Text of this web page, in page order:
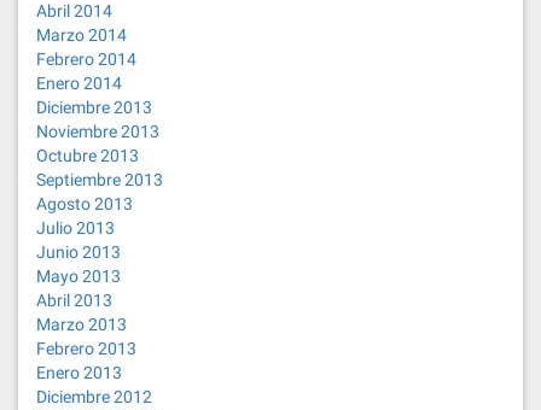
Abril 2014
Marzo 2014
Febrero 2014
Enero 2014
Diciembre 2013
Noviembre 2013
Octubre 2013
Septiembre 2013
Agosto 2013
Julio 2013
Junio 2013
Mayo 2013
Abril 2013
Marzo 2013
Febrero 2013
Enero 2013
Diciembre 2012